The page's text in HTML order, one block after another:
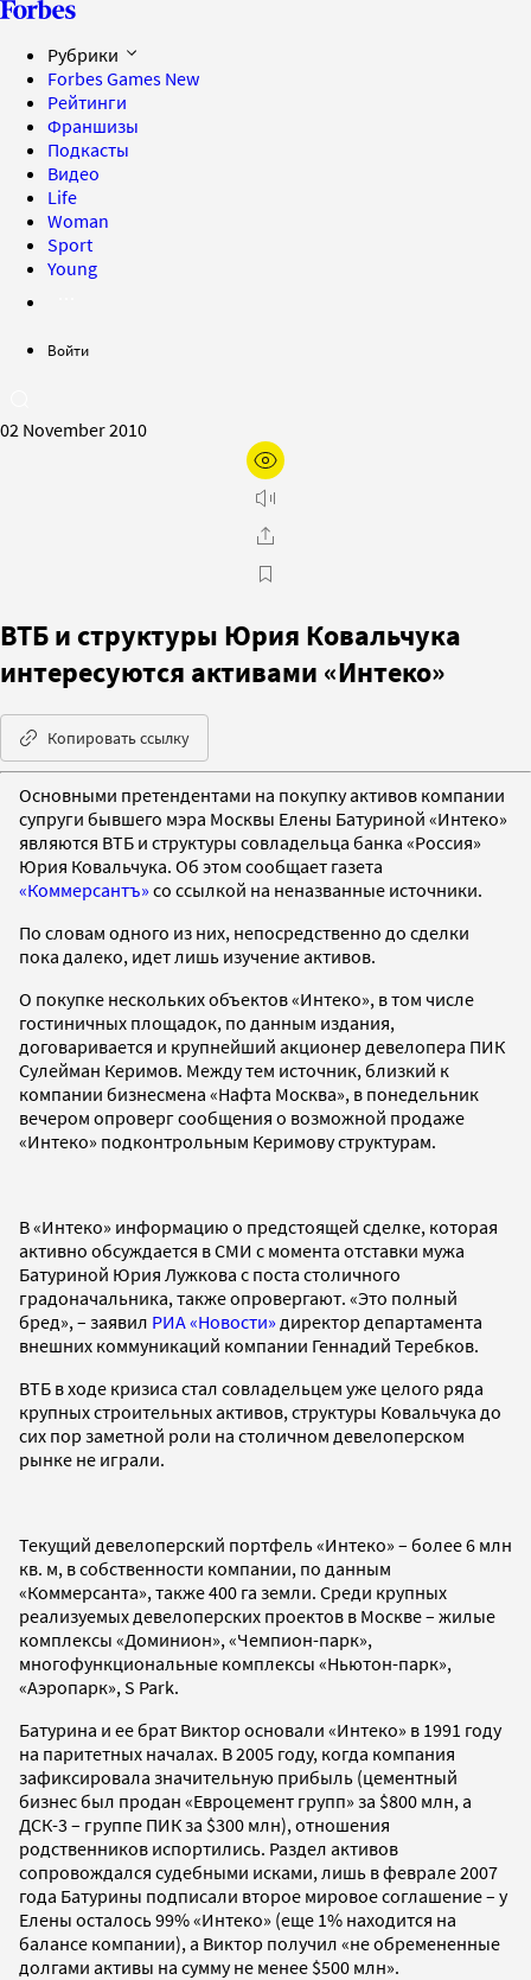
Рубрики
Forbes Games New
Рейтинги
Франшизы
Подкасты
Видео
Life
Woman
Sport
Young
Войти
02 November 2010
ВТБ и структуры Юрия Ковальчука
интересуются активами «Интеко»
Копировать ссылку
Основными претендентами на покупку активов компании
супруги бывшего мэра Москвы Елены Батуриной «Интеко»
являются ВТБ и структуры совладельца банка «Россия»
Юрия Ковальчука. Об этом сообщает газета
«Коммерсантъ» со ссылкой на неназванные источники.
По словам одного из них, непосредственно до сделки
пока далеко, идет лишь изучение активов.
О покупке нескольких объектов «Интеко», в том числе
гостиничных площадок, по данным издания,
договаривается и крупнейший акционер девелопера ПИК
Сулейман Керимов. Между тем источник, близкий к
компании бизнесмена «Нафта Москва», в понедельник
вечером опроверг сообщения о возможной продаже
«Интеко» подконтрольным Керимову структурам.
В «Интеко» информацию о предстоящей сделке, которая
активно обсуждается в СМИ с момента отставки мужа
Батуриной Юрия Лужкова с поста столичного
градоначальника, также опровергают. «Это полный
бред», – заявил РИА «Новости» директор департамента
внешних коммуникаций компании Геннадий Теребков.
ВТБ в ходе кризиса стал совладельцем уже целого ряда
крупных строительных активов, структуры Ковальчука до
сих пор заметной роли на столичном девелоперском
рынке не играли.
Текущий девелоперский портфель «Интеко» – более 6 млн
кв. м, в собственности компании, по данным
«Коммерсанта», также 400 га земли. Среди крупных
реализуемых девелоперских проектов в Москве – жилые
комплексы «Доминион», «Чемпион-парк»,
многофункциональные комплексы «Ньютон-парк»,
«Аэропарк», S Park.
Батурина и ее брат Виктор основали «Интеко» в 1991 году
на паритетных началах. В 2005 году, когда компания
зафиксировала значительную прибыль (цементный
бизнес был продан «Евроцемент групп» за $800 млн, а
ДСК-3 – группе ПИК за $300 млн), отношения
родственников испортились. Раздел активов
сопровождался судебными исками, лишь в феврале 2007
года Батурины подписали второе мировое соглашение – у
Елены осталось 99% «Интеко» (еще 1% находится на
балансе компании), а Виктор получил «не обремененные
долгами активы на сумму не менее $500 млн».